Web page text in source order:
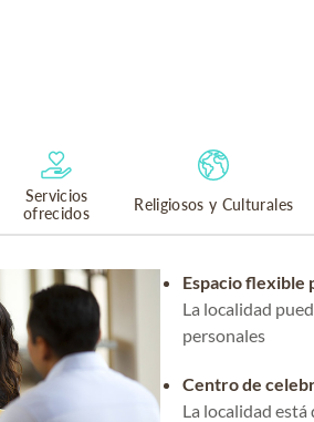
Servicios
ofrecidos
Religiosos y Culturales
Espacio flexible
La localidad
personales
Centro de
La localidad está